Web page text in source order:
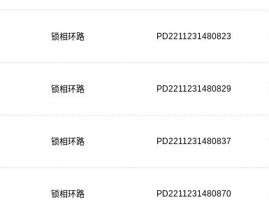
锁相环路 PD2211231480823
锁相环路 PD2211231480829
锁相环路 PD2211231480837
锁相环路 PD2211231480870